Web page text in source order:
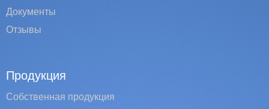
Документы
Отзывы
Продукция
Собственная продукция